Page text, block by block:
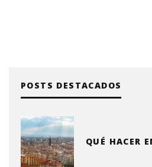
POSTS DESTACADOS
QUÉ HACER